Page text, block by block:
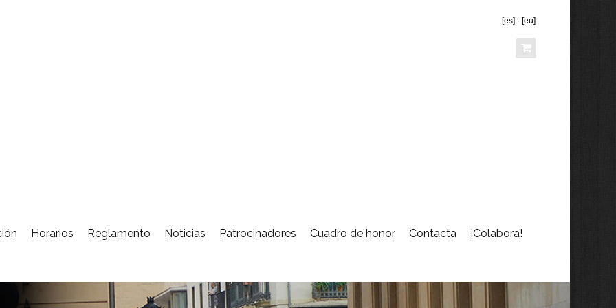
[es] · [eu]
Horarios Reglamento Noticias Patrocinadores Cuadro de honor Contacta ¡Colabora!